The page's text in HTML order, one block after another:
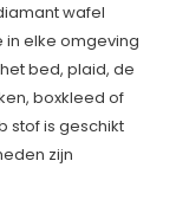
wafel
in elke omgeving
bed, plaid, de
boxkleed of
stof is geschikt
zijn